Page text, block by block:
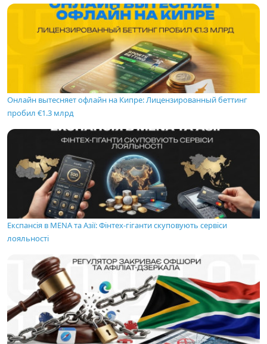
Онлайн вытесняет офлайн на Кипре: Лицензированный беттинг
пробил €1.3 млрд
Експансія в MENA та Азії: Фінтех-гіганти скуповують сервіси
лояльності